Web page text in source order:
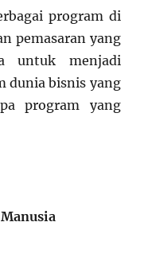
program di
pemasaran yang
untuk menjadi
dunia bisnis yang
program yang